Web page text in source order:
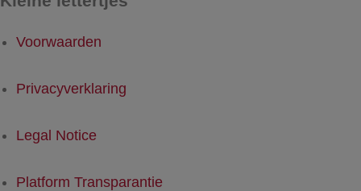
Voorwaarden
Privacyverklaring
Legal Notice
Platform Transparantie